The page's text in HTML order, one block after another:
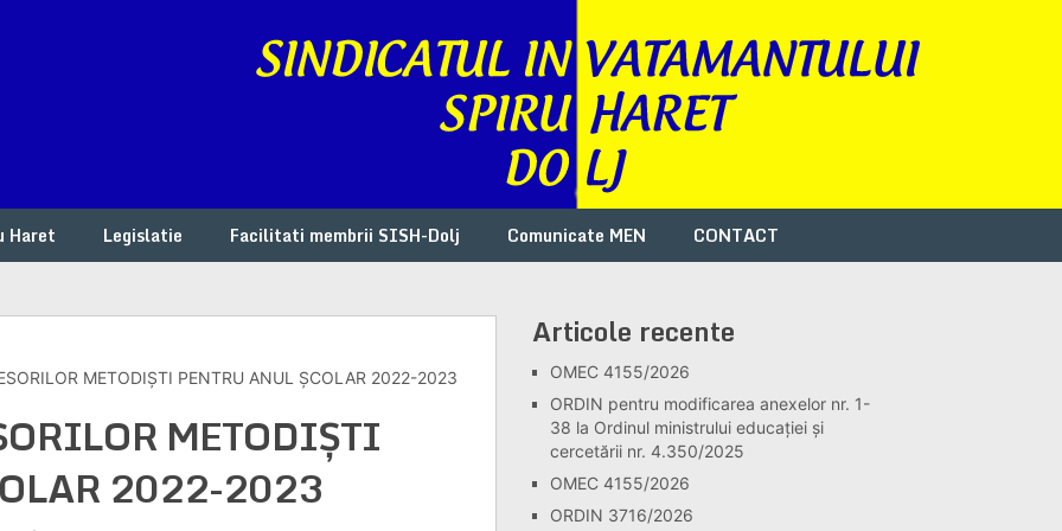
Haret Legislatie Facilitati membrii SISH-Dolj Comunicate MEN CONTACT
METODIȘTI PENTRU ANUL ȘCOLAR 2022-2023
METODIȘTI
2022-2023
Articole recente
OMEC 4155/2026
ORDIN pentru modificarea anexelor nr. 1-
38 la Ordinul ministrului educației și
cercetării nr. 4.350/2025
OMEC 4155/2026
ORDIN 3716/2026